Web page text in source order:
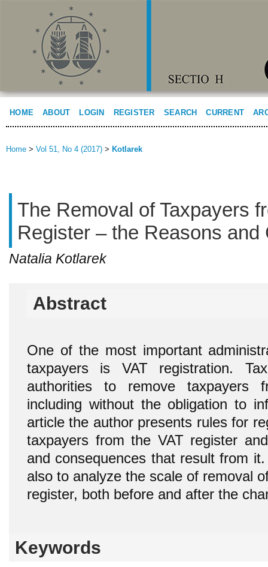
HOME ABOUT LOGIN REGISTER SEARCH CURRENT
Home > Vol 51, No 4 (2017) > Kotlarek
The Removal of Taxpayers
Register – the Reasons and
Natalia Kotlarek
Abstract
One of the most important
taxpayers is VAT registration.
authorities to remove taxpayers
including without the obligation to
article the author presents rules for
taxpayers from the VAT register
and consequences that result from
also to analyze the scale of removal
register, both before and after the
Keywords